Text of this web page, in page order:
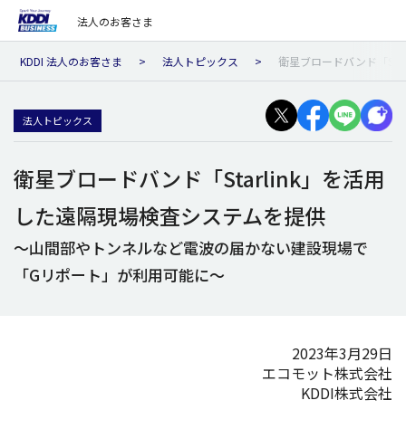
法人のお客さま
KDDI 法人のお客さま 法人トピックス 衛星ブロードバンド「
法人トピックス
衛星ブロードバンド「Starlink」を活用
した遠隔現場検査システムを提供
～山間部やトンネルなど電波の届かない建設現場で
「Gリポート」が利用可能に～
2023年3月29日
エコモット株式会社
KDDI株式会社